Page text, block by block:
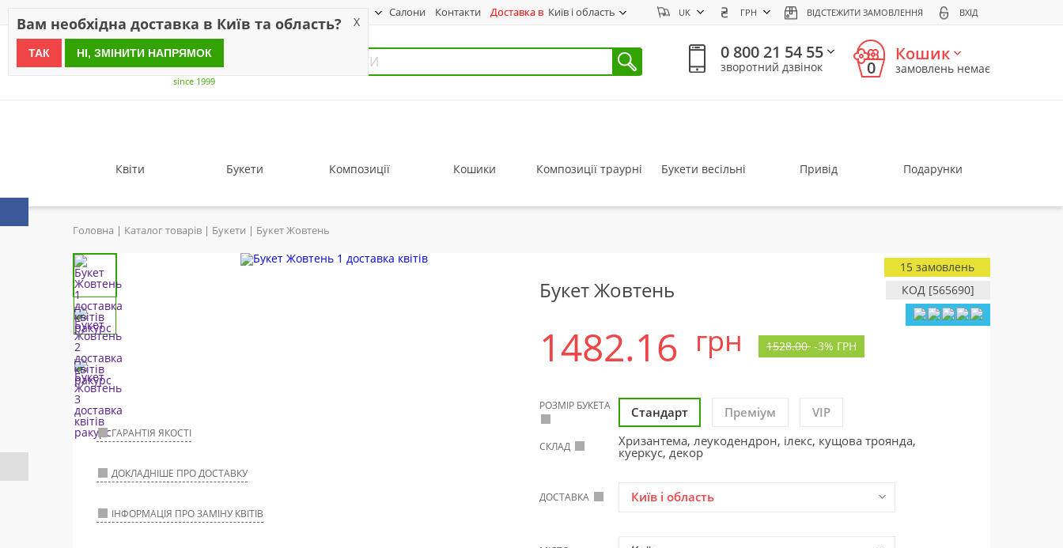
Салони Контакти Доставка в Київ і область UK ГРН ВІДСТЕЖИТИ ЗАМОВЛЕННЯ ВХІД
since 1999
0 800 21 54 55
зворотний дзвінок 0
Кошик
замовлень немає
Квіти Букети Композиції Кошики Композиції траурні Букети весільні Привід Подарунки
Головна Каталог товарів Букети Букет Жовтень
ГАРАНТІЯ ЯКОСТІ
ДОКЛАДНІШЕ ПРО ДОСТАВКУ
ІНФОРМАЦІЯ ПРО ЗАМІНУ КВІТІВ
Букет Жовтень КОД [565690]
15 замовлень
1482.16 грн 1528.00 -3% ГРН
РОЗМІР БУКЕТА Стандарт Преміум VIP
СКЛАД Хризантема, леукодендрон, ілекс, кущова троянда,
куеркус, декор
ДОСТАВКА Київ і область
Вам необхідна доставка в Київ та область? X
ТАК НІ, ЗМІНИТИ НАПРЯМОК